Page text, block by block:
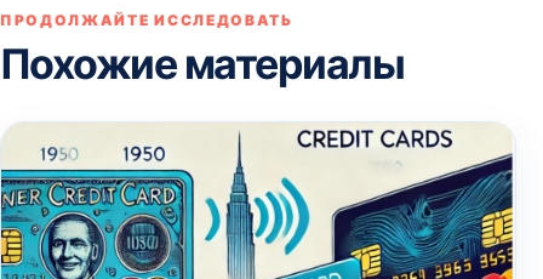
ПРОДОЛЖАЙТЕ ИССЛЕДОВАТЬ
Похожие материалы